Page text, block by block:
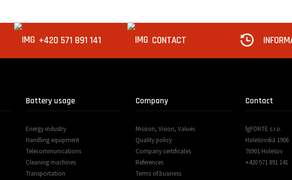
+420 571 891 141 CONTACT
Battery usage
Energy industry
Handling equipment
Telecommunications
Cleaning machines
Transportation
Company
Mission, Vision, Values
Quality policy
Company certificates
References
Terms of business
Contact
fgFORTE s.r.o.
Holešovská 1906
76901 Holešov
+420 571 891 141